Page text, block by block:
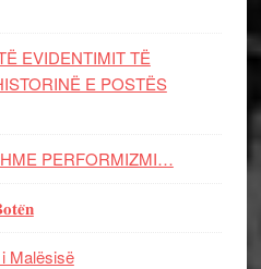
EVIDENTIMIT TË
E POSTËS
PERFORMIZMI…
Malësisë